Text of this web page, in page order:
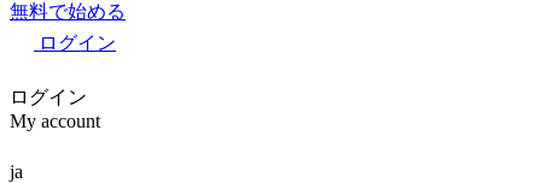
無料で始める
ログイン
ログイン
My account
ja